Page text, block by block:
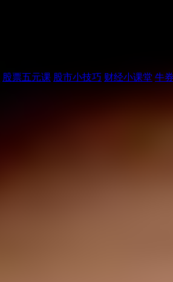
股票五元课 股市小技巧 财经小课堂 牛